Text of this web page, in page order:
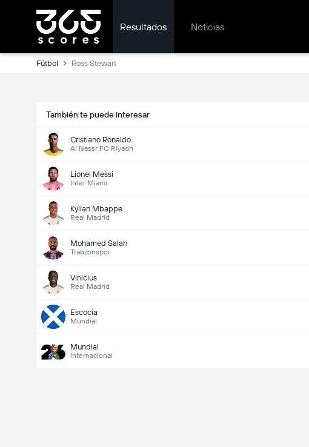
Resultados Noticias
Fútbol Ross Stewart
También te puede interesar
Cristiano Ronaldo
Al Nassr FC Riyadh
Lionel Messi
Inter Miami
Kylian Mbappe
Real Madrid
Mohamed Salah
Trabzonspor
Vinicius
Real Madrid
Escocia
Mundial
Mundial
Internacional